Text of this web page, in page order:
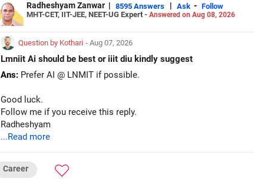
Radheshyam Zanwar | 8595 Answers | Ask - Follow
MHT-CET, IIT-JEE, NEET-UG Expert - Answered on Aug 08, 2026
Question by Kothari - Aug 07, 2026
Lmniit Ai should be best or iiit diu kindly suggest
Ans: Prefer AI @ LNMIT if possible.
Good luck.
Follow me if you receive this reply.
Radheshyam
...Read more
Career